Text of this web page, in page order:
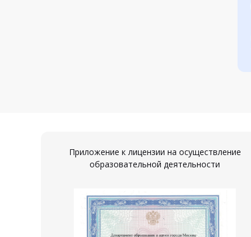
Приложение к лицензии на осуществление
образовательной деятельности